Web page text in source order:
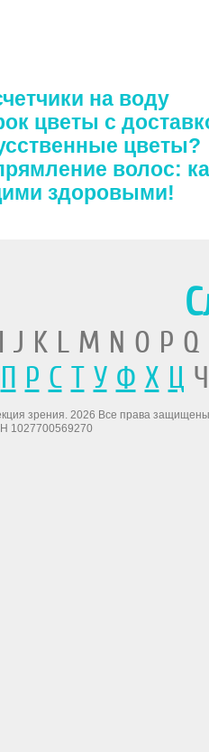
на воду
цветы с
цветы?
волос:
здоровыми!
J K L M N O P
П Р С Т У Ф Х Ц
зрения. 2026 Все права
1027700569270